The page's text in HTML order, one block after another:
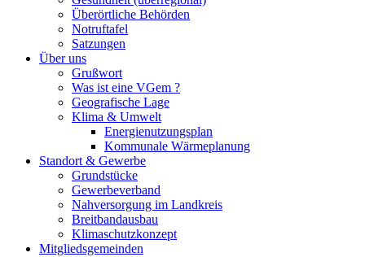
Überörtliche Behörden
Notruftafel
Satzungen
Über uns
Grußwort
Was ist eine VGem ?
Geografische Lage
Klima & Umwelt
Energienutzungsplan
Kommunale Wärmeplanung
Standort & Gewerbe
Grundstücke
Gewerbeverband
Nahversorgung im Landkreis
Breitbandausbau
Klimaschutzkonzept
Mitgliedsgemeinden